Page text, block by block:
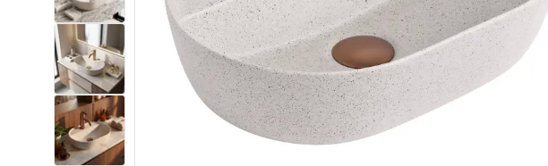
Vannid ja ekraanid
Vannitoa segistid
Vannitoas dušid